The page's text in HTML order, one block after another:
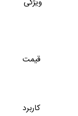
قیمت
کاربرد